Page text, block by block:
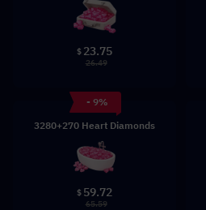
$ 23.75
26.49
- 9%
3280+270 Heart Diamonds
$ 59.72
65.59